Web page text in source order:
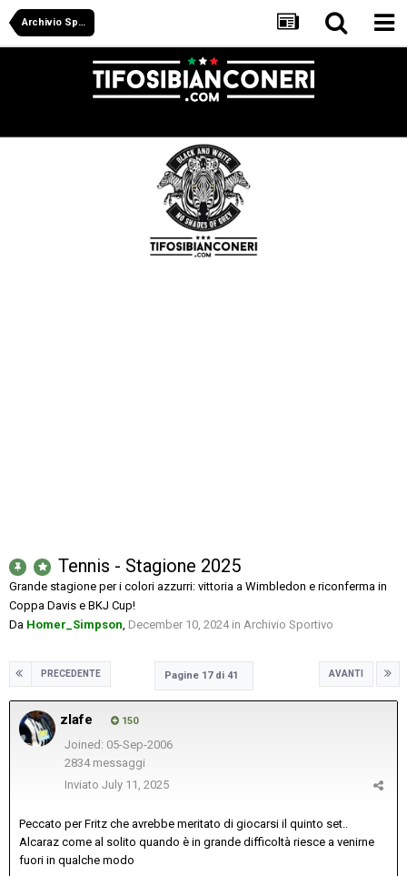
Archivio Sportivo
Tennis - Stagione 2025
Grande stagione per i colori azzurri: vittoria a Wimbledon e riconferma in
Coppa Davis e BKJ Cup!
Da Homer_Simpson, December 10, 2024in Archivio Sportivo
PRECEDENTE AVANTI
Pagine 17 di 41
zlafe 150
Joined: 05-Sep-2006
2834 messaggi
Inviato July 11, 2025
Peccato per Fritz che avrebbe meritato di giocarsi il quinto set..
Alcaraz come al solito quando è in grande difficoltà riesce a venirne
fuori in qualche modo